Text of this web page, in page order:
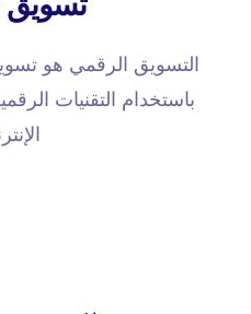
التسويق الرقمي هو
باستخدام التقنيات